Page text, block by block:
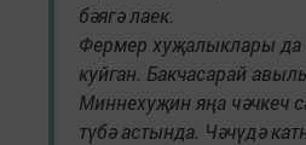
бәягә лаек.
Фермер хуҗалыклары
куйган. Бакчасарай
Миннехуҗин яңа чәчкеч
түбә астында. Чәчүдә